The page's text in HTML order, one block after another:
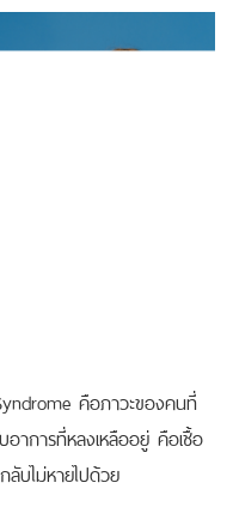
คือภาวะของคนที่
าการที่หลงเหลืออยู่ คือเชื้อ
ลับไม่หายไปด้วย